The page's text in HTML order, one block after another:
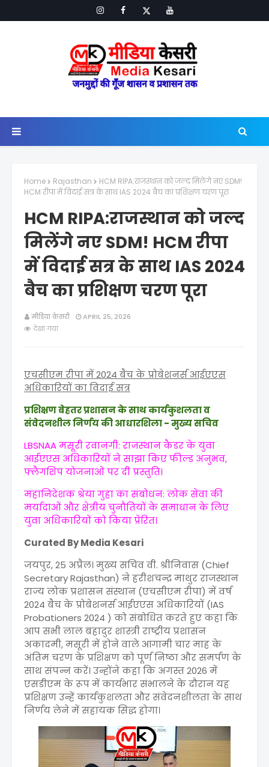
Home Rajasthan
HCM RIPA:राजस्थान को जल्द मिलेंगे नए SDM!
HCM रीपा में विदाई सत्र के साथ IAS 2024 बैच का प्रशिक्षण चरण पूरा
HCM RIPA:राजस्थान को जल्द
मिलेंगे नए SDM! HCM रीपा
में विदाई सत्र के साथ IAS 2024
बैच का प्रशिक्षण चरण पूरा
मीडिया केसरी
APRIL 25, 2026
देखा गया
एचसीएम रीपा में 2024 बैच के प्रोबेशनर्स आईएएस
अधिकारियों का विदाई सत्र
प्रशिक्षण बेहतर प्रशासन के साथ कार्यकुशलता व
संवेदनशील निर्णय की आधारशिला - मुख्य सचिव
LBSNAA मसूरी रवानगी: राजस्थान कैडर के युवा
आईएएस अधिकारियों ने साझा किए फील्ड अनुभव,
फ्लैगशिप योजनाओं पर दी प्रस्तुति।
महानिदेशक श्रेया गुहा का संबोधन: लोक सेवा की
मर्यादाओं और क्षेत्रीय चुनौतियों के समाधान के लिए
युवा अधिकारियों को किया प्रेरित।
Curated By Media Kesari
जयपुर, 25 अप्रैल। मुख्य सचिव वी. श्रीनिवास (Chief
Secretary Rajasthan) ने हरीशचन्द्र माथुर राजस्थान
राज्य लोक प्रशासन संस्थान (एचसीएम रीपा) में वर्ष
2024 बैच के प्रोबेशनर्स आईएएस अ​धिकारियों (IAS
Probationers 2024 ) को संबोधित करते हुए कहा कि
आप सभी लाल बहादुर शास्त्री राष्ट्रीय प्रशासन
अकादमी, मसूरी में होने वाले आगामी चार माह के
अंतिम चरण के प्रशिक्षण को पूर्ण निष्ठा और समर्पण के
साथ संपन्न करें। उन्होंने कहा कि अगस्त 2026 में
एसडीएम के रूप में कार्यभार संभालने के दौरान यह
प्रशिक्षण उन्हें कार्यकुशलता और संवेदनशीलता के साथ
निर्णय लेने में सहायक सिद्ध होगा।